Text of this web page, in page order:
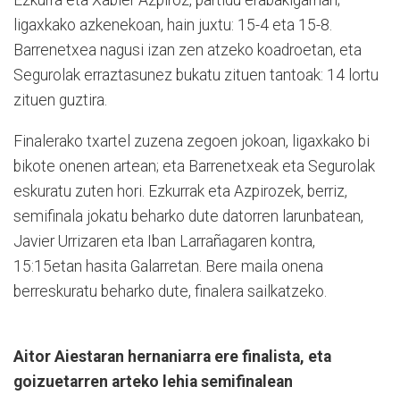
ligaxkako azkenekoan, hain jux­­tu: 15-4 eta 15-8.
Barrenetxea na­­gusi izan zen atzeko koadroetan, eta
Segurolak erraztasunez bukatu zituen tantoak: 14 lortu
zituen guztira.
Finalerako txartel zuzena zegoen jokoan, ligaxkako bi
bikote onenen artean; eta Barrenetxeak eta Segurolak
eskuratu zuten hori. Ezkurrak eta Azpirozek, berriz,
semifinala jokatu beharko dute datorren larunbatean,
Javier Urrizaren eta Iban Larrañagaren kontra,
15:15etan hasita Galarretan. Bere maila onena
berreskuratu beharko du­te, finalera sailkatzeko.
Aitor Aiestaran hernaniarra ere finalista, eta
goizuetarren arteko lehia semifinalean